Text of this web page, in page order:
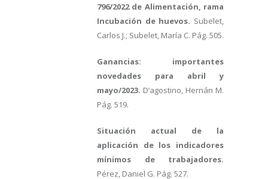
796/2022 de Alimentación, rama
Incubación de huevos. Subelet,
Carlos J.; Subelet, María C. Pág. 505.
Ganancias: importantes
novedades para abril y
mayo/2023. D’agostino, Hernán M.
Pág. 519.
Situación actual de la
aplicación de los indicadores
mínimos de trabajadores.
Pérez, Daniel G. Pág. 527.